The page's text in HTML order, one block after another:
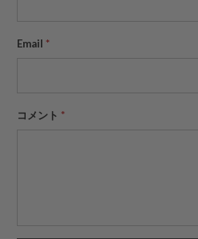
Email *
コメント *